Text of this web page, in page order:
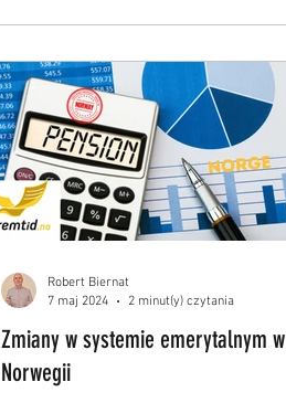
Zmiany w systemie emerytalnym w
Norwegii
Robert Biernat
7 maj 2024
2 minut(y) czytania